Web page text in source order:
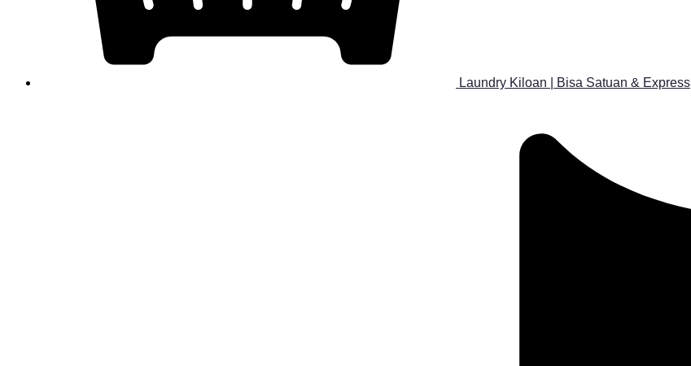
Laundry Kiloan | Bisa Satuan & Express